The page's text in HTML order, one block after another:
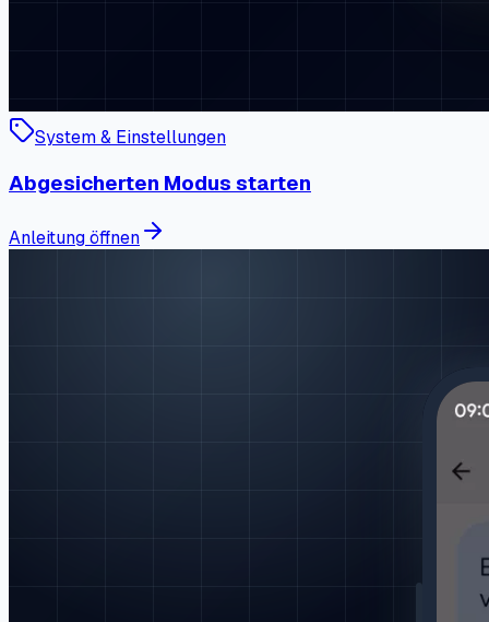
System & Einstellungen
Abgesicherten Modus starten
Anleitung öffnen